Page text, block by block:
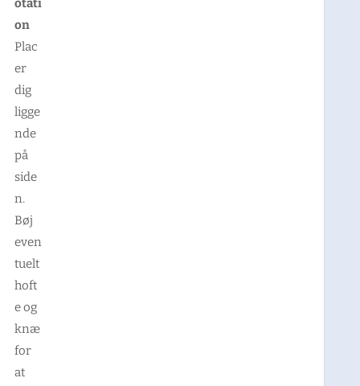
otati
on
Plac
er
dig
ligge
nde
på
side
n.
Bøj
even
tuelt
hoft
e og
knæ
for
at